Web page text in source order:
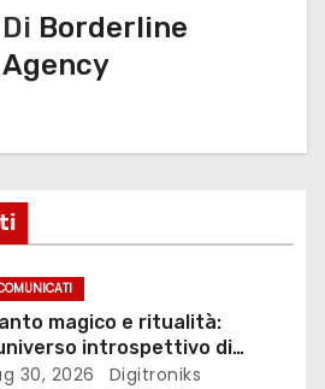
Di Borderline
Agency
magico e ritualità:
introspettivo di
30, 2026
Digitroniks